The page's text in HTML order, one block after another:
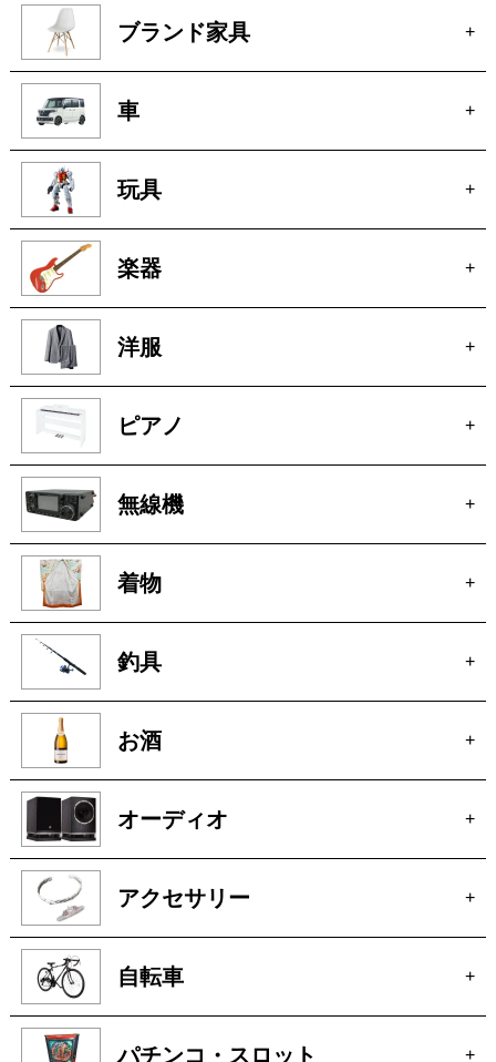
ブランド家具 +
車 +
玩具 +
楽器 +
洋服 +
ピアノ +
無線機 +
着物 +
釣具 +
お酒 +
オーディオ +
アクセサリー +
自転車 +
パチンコ・スロット +